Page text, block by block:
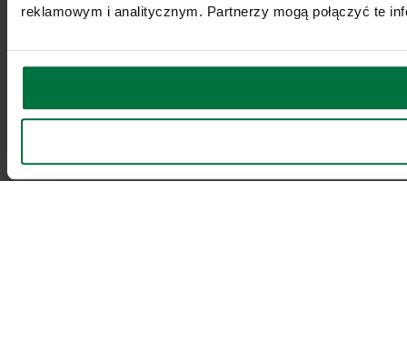
reklamowym i analitycznym. Partnerzy mogą połączyć te